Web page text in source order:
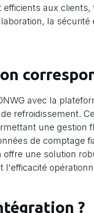
aux
la
avec la
refroidissement.
une
de comptage
une solution
l'efficacité
?